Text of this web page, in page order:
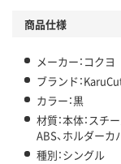
商品仕様
メーカー：コクヨ
ブランド：
カラー：黒
材質：本体：スチ
ABS、ホルダーカ
種別：シングル